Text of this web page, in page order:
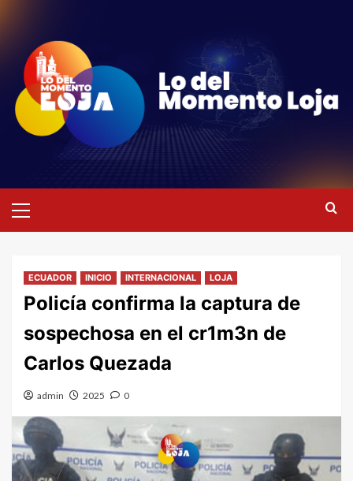
contenido
primario
ECUADOR INICIO INTERNACIONAL LOJA
Policía confirma la captura de
sospechosa en el cr1m3n de
Carlos Quezada
admin 2025 0